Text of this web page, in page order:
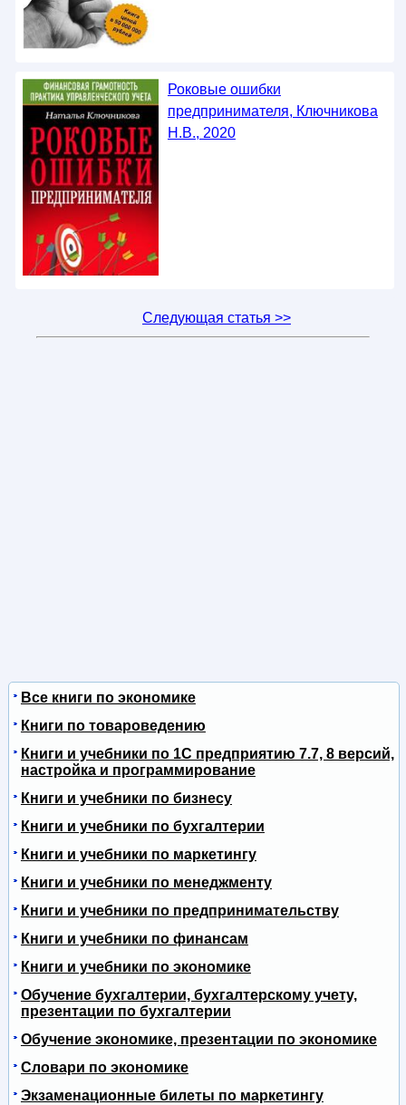
Роковые ошибки
предпринимателя, Ключникова
Н.В., 2020
Следующая статья >>
Все книги по экономике
Книги по товароведению
Книги и учебники по 1С предприятию 7.7, 8 версий,
настройка и программирование
Книги и учебники по бизнесу
Книги и учебники по бухгалтерии
Книги и учебники по маркетингу
Книги и учебники по менеджменту
Книги и учебники по предпринимательству
Книги и учебники по финансам
Книги и учебники по экономике
Обучение бухгалтерии, бухгалтерскому учету,
презентации по бухгалтерии
Обучение экономике, презентации по экономике
Словари по экономике
Экзаменационные билеты по маркетингу